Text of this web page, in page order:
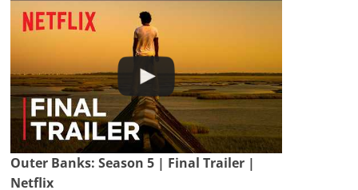
Outer Banks: Season 5 | Final Trailer |
Netflix